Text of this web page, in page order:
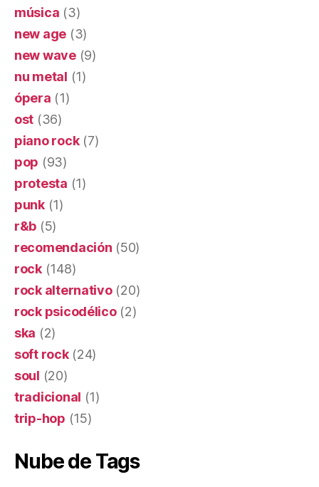
música (3)
new age (3)
new wave(9)
nu metal (1)
ópera (1)
ost (36)
piano rock(7)
pop (93)
protesta (1)
punk(1)
r&b (5)
recomendación (50)
rock(148)
rock alternativo(20)
rock psicodélico(2)
ska (2)
soft rock(24)
soul (20)
tradicional (1)
trip-hop (15)
Nube de Tags